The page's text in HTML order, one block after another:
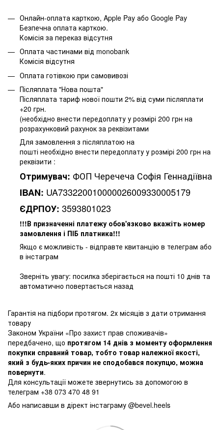
Онлайн-оплата карткою, Apple Pay або Google Pay
Безпечна оплата карткою.
Комісія за переказ відсутня
Оплата частинами від monobank
Комісія відсутня
Оплата готівкою при самовивозі
Післяплата "Нова пошта"
Післяплата тариф нової пошти 2% від суми післяплати
+20 грн.
(необхідно внести передоплату у розмірі 200 грн на
розрахунковий рахунок за реквізитами
Для замовлення з післяплатою на
пошті необхідно внести передоплату у розмірі 200 грн на
реквізити :
Отримувач: ФОП Черечеча Софія Геннадіївна
IBAN: UA733220010000026009330005179
ЄДРПОУ: 3593801023
!!!В призначенні платежу обов'язково вкажіть номер
замовлення і ПІБ платника!!!
Якщо є можливість - відправте квитанцію в телеграм або
в інстаграм
Зверніть увагу: посилка зберігається на пошті 10 днів та
автоматично повертається назад
Гарантія на підбори протягом. 2х місяців з дати отримання
товару
Законом України «Про захист прав споживачів»
передбачено, що протягом 14 днів з моменту оформлення
покупки справний товар, тобто товар належної якості,
який з будь-яких причин не сподобався покупцю, можна
повернути.
Для консультації можете звернутись за допомогою в
телеграм +38 073 470 48 91
Або написавши в дірект інстаграму @bevel.heels